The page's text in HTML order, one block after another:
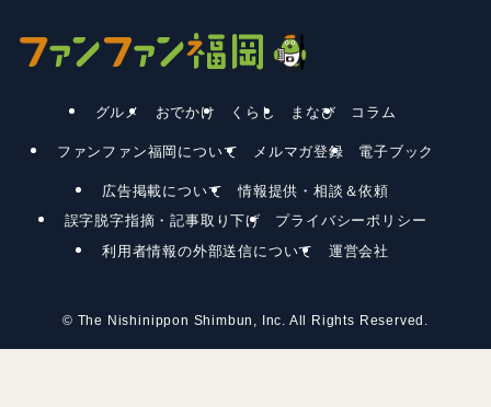
グルメ おでかけ くらし まなび コラム
ファンファン福岡について メルマガ登録 電子ブック
広告掲載について
情報提供・相談＆依頼
誤字脱字指摘・記事取り下げ
プライバシーポリシー
利用者情報の外部送信について
運営会社
© The Nishinippon Shimbun, Inc. All Rights Reserved.